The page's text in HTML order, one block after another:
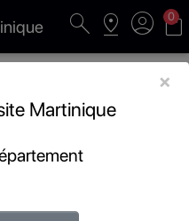
search pin_drop account_circle shopping_bag
0
×
Martinique